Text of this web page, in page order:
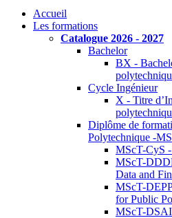
Accueil
Les formations
Catalogue 2026 - 2027
Bachelor
BX -
Cycle Ingénieur
X - Titre
Diplôme de
Polytechnique -
MScT-CyS
MScT-
Data and
MScT-
for Public
MScT-